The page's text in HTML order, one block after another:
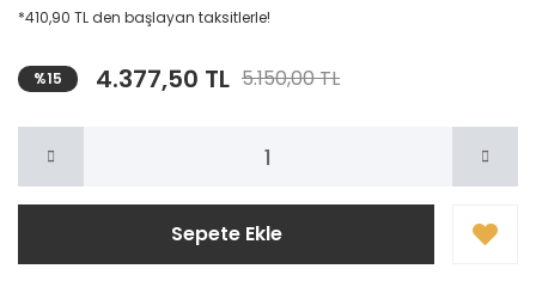
*410,90 TL den başlayan taksitlerle!
%15 4.377,50 TL 5.150,00 TL
Sepete Ekle